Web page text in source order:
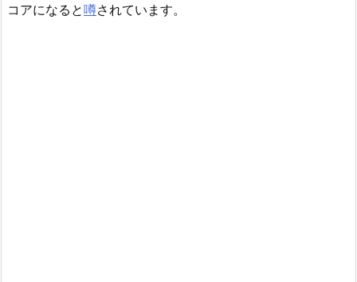
コアになると噂されています。